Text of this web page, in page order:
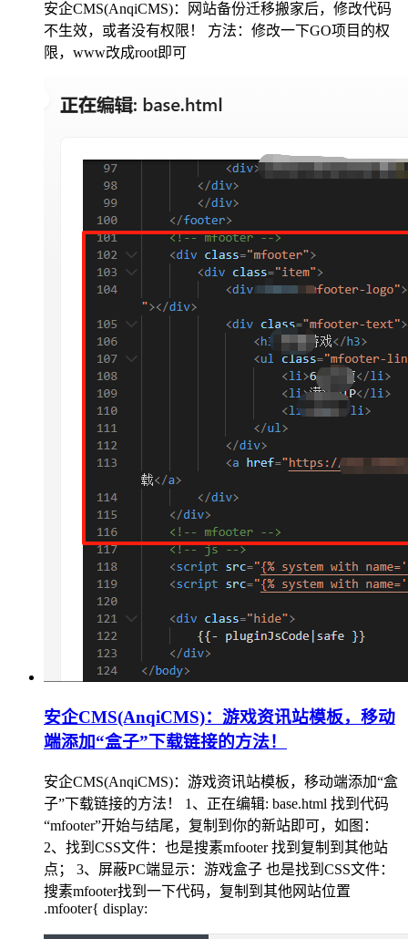
安企CMS(AnqiCMS)：网站备份迁移搬家后，修改代码
不生效，或者没有权限！ 方法：修改一下GO项目的权
限，www改成root即可
安企CMS(AnqiCMS)：游戏资讯站模板，移动
端添加“盒子”下载链接的方法！
安企CMS(AnqiCMS)：游戏资讯站模板，移动端添加“盒
子”下载链接的方法！ 1、正在编辑: base.html 找到代码
“mfooter”开始与结尾，复制到你的新站即可，如图：
2、找到CSS文件：也是搜素mfooter 找到复制到其他站
点； 3、屏蔽PC端显示：游戏盒子 也是找到CSS文件：
搜素mfooter找到一下代码，复制到其他网站位置
.mfooter{ display: